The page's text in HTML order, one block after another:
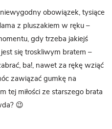
obowiązek, tysiące
z pluszakiem w ręku –
gdy trzeba jakiejś
się troskliwym bratem –
ba!, nawet za rękę wziąć
zawiązać gumkę na
tej miłości ze starszego brata
😉